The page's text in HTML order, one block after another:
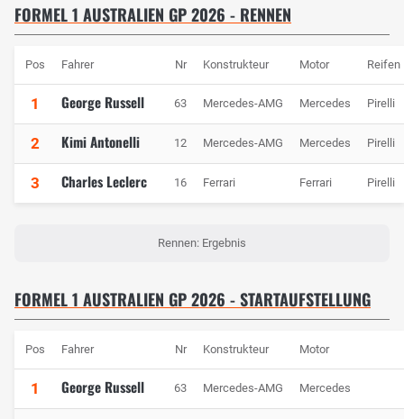
FORMEL 1 AUSTRALIEN GP 2026 - RENNEN
Pos Fahrer Nr Konstrukteur Motor Reifen
1 George Russell 63 Mercedes-AMG Mercedes Pirelli
2 Kimi Antonelli 12 Mercedes-AMG Mercedes Pirelli
3 Charles Leclerc 16 Ferrari Ferrari Pirelli
Rennen: Ergebnis
FORMEL 1 AUSTRALIEN GP 2026 - STARTAUFSTELLUNG
Pos Fahrer Nr Konstrukteur Motor
1 George Russell 63 Mercedes-AMG Mercedes